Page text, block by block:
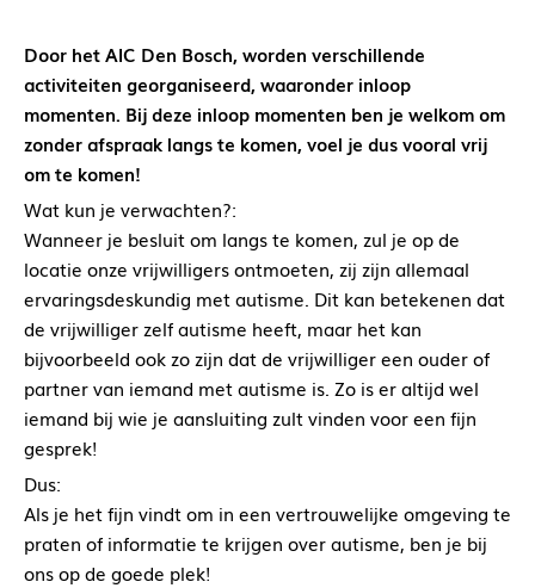
Door het AIC Den Bosch, worden verschillende
activiteiten georganiseerd, waaronder inloop
momenten. Bij deze inloop momenten ben je welkom om
zonder afspraak langs te komen, voel je dus vooral vrij
om te komen!
Wat kun je verwachten?:
Wanneer je besluit om langs te komen, zul je op de
locatie onze vrijwilligers ontmoeten, zij zijn allemaal
ervaringsdeskundig met autisme. Dit kan betekenen dat
de vrijwilliger zelf autisme heeft, maar het kan
bijvoorbeeld ook zo zijn dat de vrijwilliger een ouder of
partner van iemand met autisme is. Zo is er altijd wel
iemand bij wie je aansluiting zult vinden voor een fijn
gesprek!
Dus:
Als je het fijn vindt om in een vertrouwelijke omgeving te
praten of informatie te krijgen over autisme, ben je bij
ons op de goede plek!